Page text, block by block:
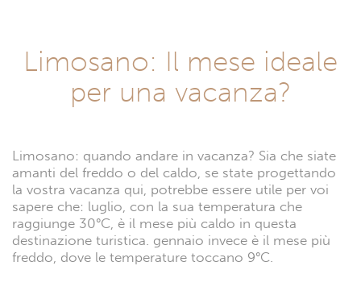
Limosano: Il mese ideale
per una vacanza?
Limosano: quando andare in vacanza? Sia che siate
amanti del freddo o del caldo, se state progettando
la vostra vacanza qui, potrebbe essere utile per voi
sapere che: luglio, con la sua temperatura che
raggiunge 30°C, è il mese più caldo in questa
destinazione turistica. gennaio invece è il mese più
freddo, dove le temperature toccano 9°C.